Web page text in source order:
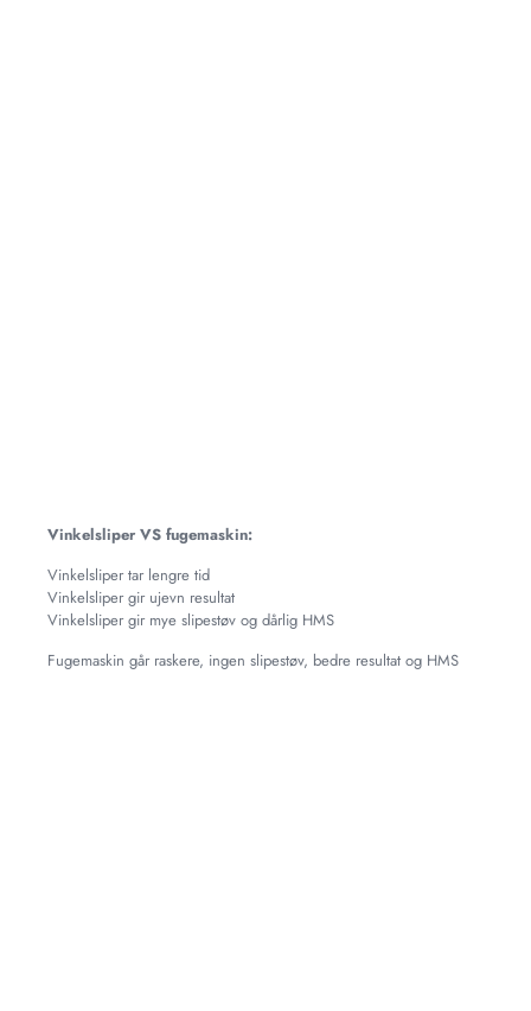
Vinkelsliper VS fugemaskin:
Vinkelsliper tar lengre tid
Vinkelsliper gir ujevn resultat
Vinkelsliper gir mye slipestøv og dårlig HMS
Fugemaskin går raskere, ingen slipestøv, bedre resultat og HMS